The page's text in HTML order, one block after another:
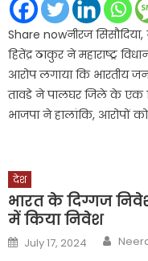
Share nowनीरज
हितेंद्र ठाकुर ने महाराष्ट्र
आरोप लगाया कि भारतीय
तावडे ने पालघर जिले के एक
भाजपा ने हालांकि, आरोपों
देश
भारत के दिग्गज
में किया निवेश
Posted
on
July 17, 2024